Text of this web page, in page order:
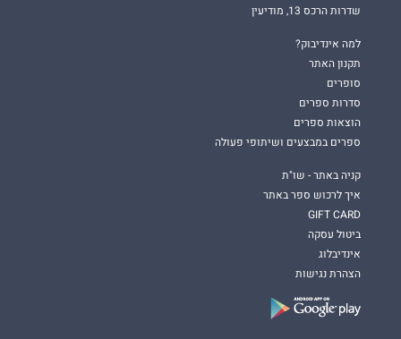
שדרות הרכס 13, מודיעין
למה אינדיבוק?
תקנון האתר
סופרים
סדרות ספרים
הוצאות ספרים
ספרים במבצעים ושיתופי פעולה
קניה באתר - שו"ת
איך לרכוש ספר באתר
GIFT CARD
ביטול עסקה
אינדיבלוג
הצהרת נגישות